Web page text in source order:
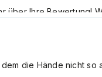
über Ihre Bewertung!
und wir sind froh, dass
Wir hoffen, dass
Grüße
die Hände nicht so